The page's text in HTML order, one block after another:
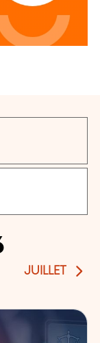
19
JUILLET